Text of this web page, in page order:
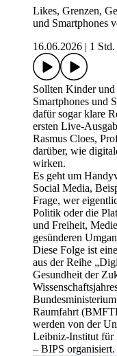
Likes, Grenzen,
und Smartphones
16.06.2026
1
Sollten Kinder
Smartphones und
dafür sogar klare
ersten Live-
Rasmus Cloes,
darüber, wie
wirken.
Es geht um
Social Media,
Frage, wer
Politik oder die
und Freiheit,
gesünderen
Diese Folge ist
aus der Reihe
Gesundheit der
Raumfahrt
werden von der
Leibniz-Institut für
– BIPS organisiert.